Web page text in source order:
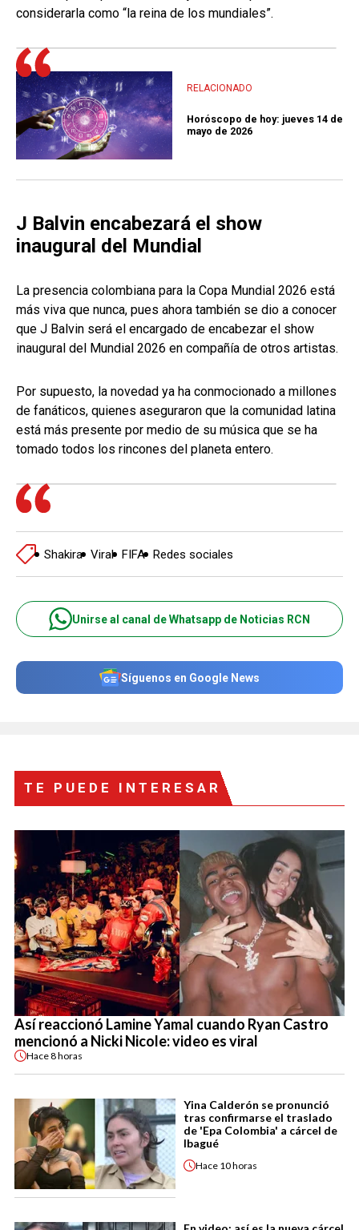
considerarla como “la reina de los mundiales”.
RELACIONADO
Horóscopo de hoy: jueves 14 de
mayo de 2026
J Balvin encabezará el show
inaugural del Mundial
La presencia colombiana para la Copa Mundial 2026 está
más viva que nunca, pues ahora también se dio a conocer
que J Balvin será el encargado de encabezar el show
inaugural del Mundial 2026 en compañía de otros artistas.
Por supuesto, la novedad ya ha conmocionado a millones
de fanáticos, quienes aseguraron que la comunidad latina
está más presente por medio de su música que se ha
tomado todos los rincones del planeta entero.
Shakira Viral FIFA Redes sociales
Unirse al canal de Whatsapp de Noticias RCN
Síguenos en Google News
TE PUEDE INTERESAR
Así reaccionó Lamine Yamal cuando Ryan Castro
mencionó a Nicki Nicole: video es viral
Hace8 horas
Yina Calderón se pronunció
tras confirmarse el traslado
de 'Epa Colombia' a cárcel de
Ibagué
Hace 10 horas